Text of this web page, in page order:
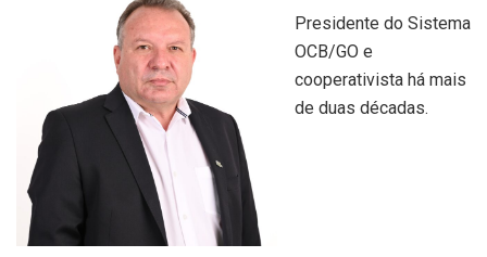
Presidente do Sistema
OCB/GO e
cooperativista há mais
de duas décadas.